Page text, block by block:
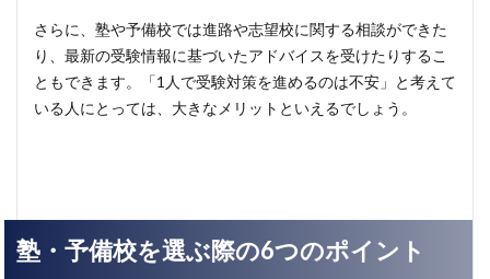
さらに、塾や予備校では進路や志望校に関する相談ができた
り、最新の受験情報に基づいたアドバイスを受けたりするこ
ともできます。「1人で受験対策を進めるのは不安」と考えて
いる人にとっては、大きなメリットといえるでしょう。
塾・予備校を選ぶ際の6つのポイント